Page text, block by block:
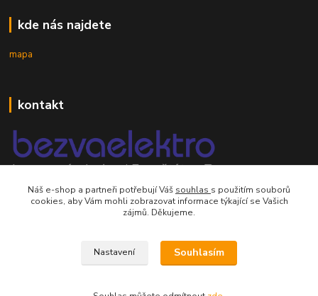
kde nás najdete
mapa
kontakt
mobil 605 268 512
Náš e-shop a partneři potřebují Váš souhlas s použitím souborů
cookies, aby Vám mohli zobrazovat informace týkající se Vašich
zájmů. Děkujeme.
Nastavení Souhlasím